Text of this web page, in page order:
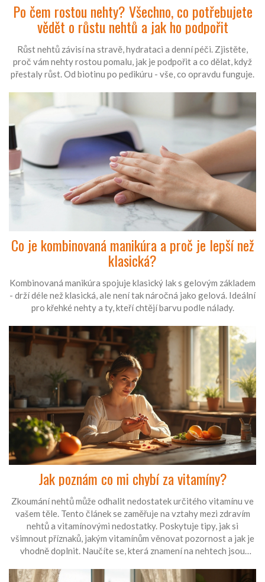
Po čem rostou nehty? Všechno, co potřebujete
vědět o růstu nehtů a jak ho podpořit
Růst nehtů závisí na stravě, hydrataci a denní péči. Zjistěte,
proč vám nehty rostou pomalu, jak je podpořit a co dělat, když
přestaly růst. Od biotinu po pedikúru - vše, co opravdu funguje.
Co je kombinovaná manikúra a proč je lepší než
klasická?
Kombinovaná manikúra spojuje klasický lak s gelovým základem
- drží déle než klasická, ale není tak náročná jako gelová. Ideální
pro křehké nehty a ty, kteří chtějí barvu podle nálady.
Jak poznám co mi chybí za vitamíny?
Zkoumání nehtů může odhalit nedostatek určitého vitamínu ve
vašem těle. Tento článek se zaměřuje na vztahy mezi zdravím
nehtů a vitamínovými nedostatky. Poskytuje tipy, jak si
všimnout příznaků, jakým vitamínům věnovat pozornost a jak je
vhodně doplnit. Naučíte se, která znamení na nehtech jsou
užitečný průvodce pro každého, kdo se chce dozvědět více o